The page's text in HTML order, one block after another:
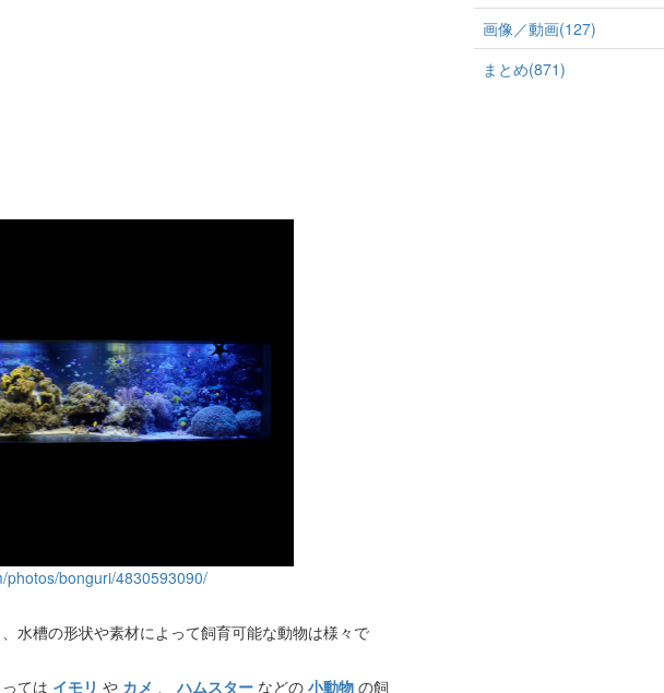
photos/bonguri/4830593090/
水槽の形状や素材によって飼育可能な動物は様々で
ては イモリ や カメ 、ハムスター などの 小動物 の飼
画像／動画(127)
まとめ(871)